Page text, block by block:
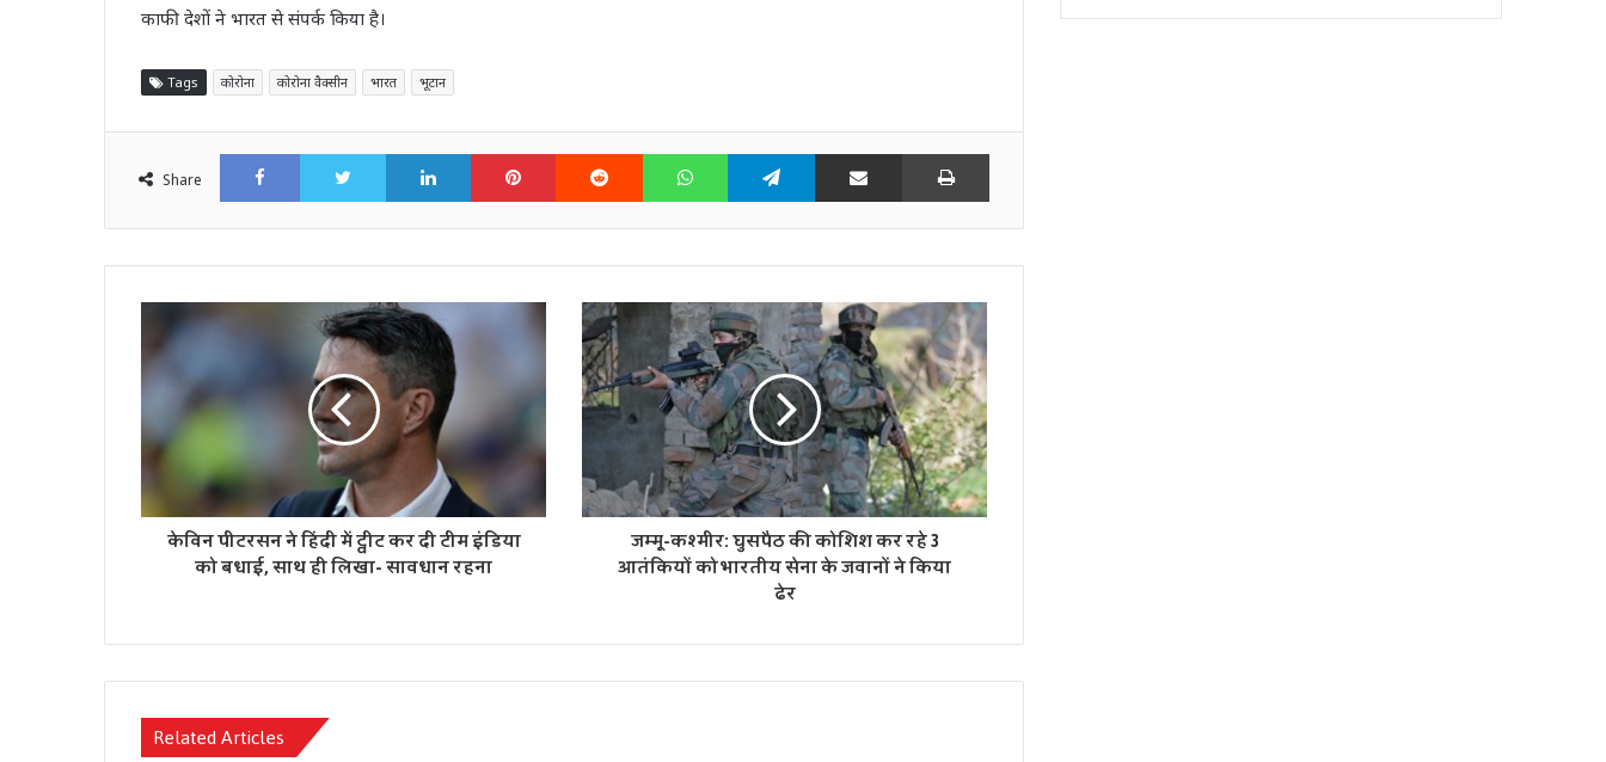
काफी देशों ने भारत से संपर्क किया है।
Tags कोरोना कोरोना वैक्सीन भारत भूटान
Share
FacebookTwitter LinkedIn Pinterest Reddit WhatsAppTelegram Share via Email Print
केविन पीटरसन ने हिंदी में ट्वीट कर दी टीम इंडिया
को बधाई, साथ ही लिखा- सावधान रहना
जम्‍मू-कश्मीर: घुसपैठ की कोशिश कर रहे 3
आतंकियों को भारतीय सेना के जवानों ने किया
ढेर
Related Articles